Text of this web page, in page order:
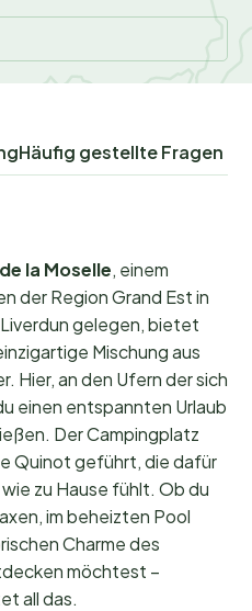
Häufig gestellte Fragen
la Moselle, einem
der Region Grand Est in
gelegen, bietet
Mischung aus
Hier, an den Ufern der sich
einen entspannten Urlaub
Der Campingplatz
Quinot geführt, die dafür
zu Hause fühlt. Ob du
im beheizten Pool
Charme des
möchtest –
all das.